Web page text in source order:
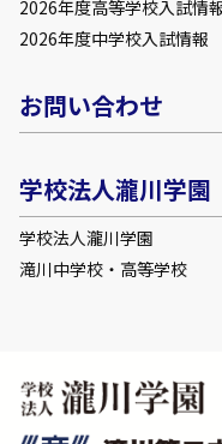
2026年度高等学校入試情
2026年度中学校入試情報
お問い合わせ
学校法人瀧川学園
学校法人瀧川学園
滝川中学校・高等学校